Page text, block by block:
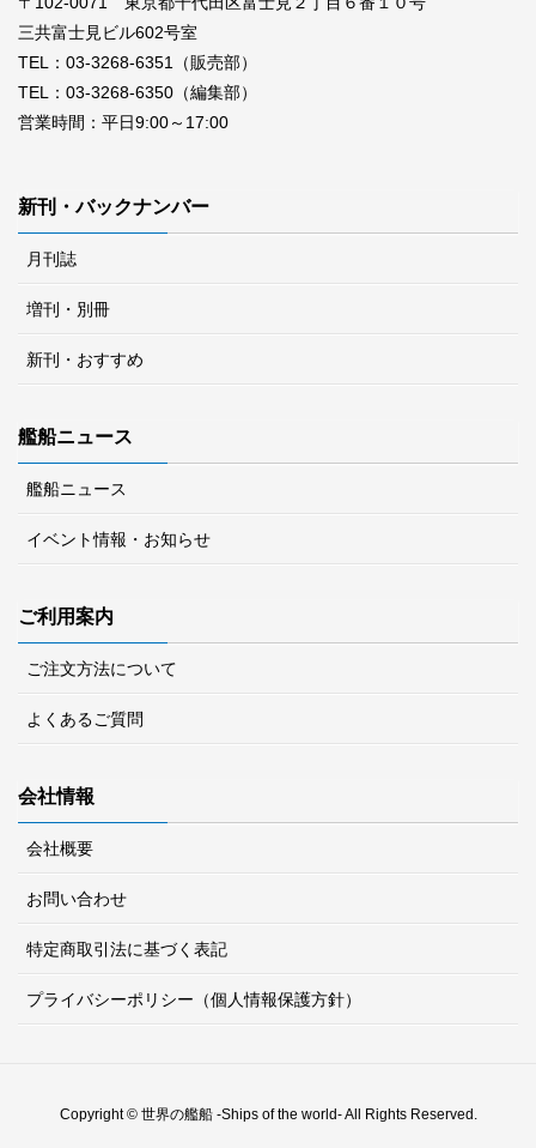
三共富士見ビル602号室
TEL：03-3268-6351（販売部）
TEL：03-3268-6350（編集部）
営業時間：平日9:00～17:00
新刊・バックナンバー
月刊誌
増刊・別冊
新刊・おすすめ
艦船ニュース
艦船ニュース
イベント情報・お知らせ
ご利用案内
ご注文方法について
よくあるご質問
会社情報
会社概要
お問い合わせ
特定商取引法に基づく表記
プライバシーポリシー（個人情報保護方針）
Copyright © 世界の艦船 -Ships of the world- All Rights Reserved.